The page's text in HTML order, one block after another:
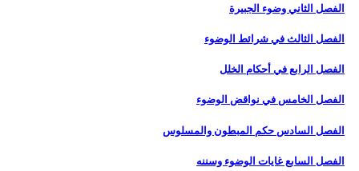
الفصل الثاني وضوء الجبيرة
الفصل الثالث في شرائط الوضوء
الفصل الرابع في أحكام الخلل
الفصل الخامس في نواقض الوضوء
الفصل السادس حكم المبطون والمسلوس‏
الفصل السابع غايات الوضوء وسننه‏